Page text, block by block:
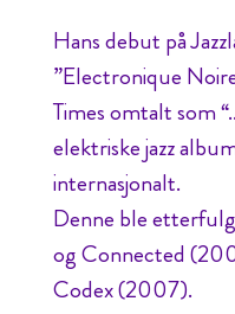
Hans debut på
”Electronique
Times omtalt som
elektriske jazz
internasjonalt.
Denne ble
og Connected
Codex (2007).